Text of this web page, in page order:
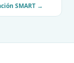
SMART →